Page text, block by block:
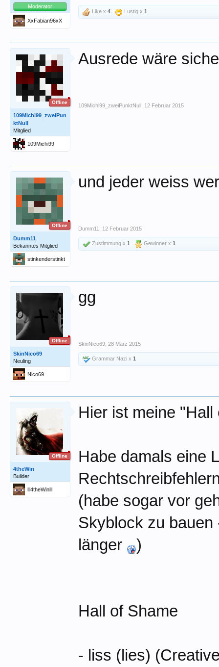
Moderator
XxFabian96xX
Like x 4 Lustig x 1
Offline
109Michi99_zweiPun
ktNull
Mitglied
109Michi99
Ausrede wäre
109Michi99_zweiPunktNull 12 Februar 2015
Offline
Dumm11
Bekanntes Mitglied
stinkenderstinkt
und jeder weiss
Dumm11 12 Februar 2015
Zustimmung x 1 Gewinner x 1
Offline
SkinNico69
Neuling
Nico69
gg
SkinNico69 28 März 2015
Grammar Nazi x 1
Offline
4theWin
Builder
lll4theWinlll
Hier ist meine "Hall
Habe damals eine
(habe sogar vor
Skyblock zu bauen
länger
)
Hall of Shame
- liss (lies)